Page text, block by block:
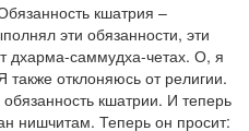
кшатрия –
эти обязанности, эти
дхарма-саммудха-четах. О, я
также отклоняюсь от религии.
кшатрии. И теперь
нишчитам. Теперь он просит: